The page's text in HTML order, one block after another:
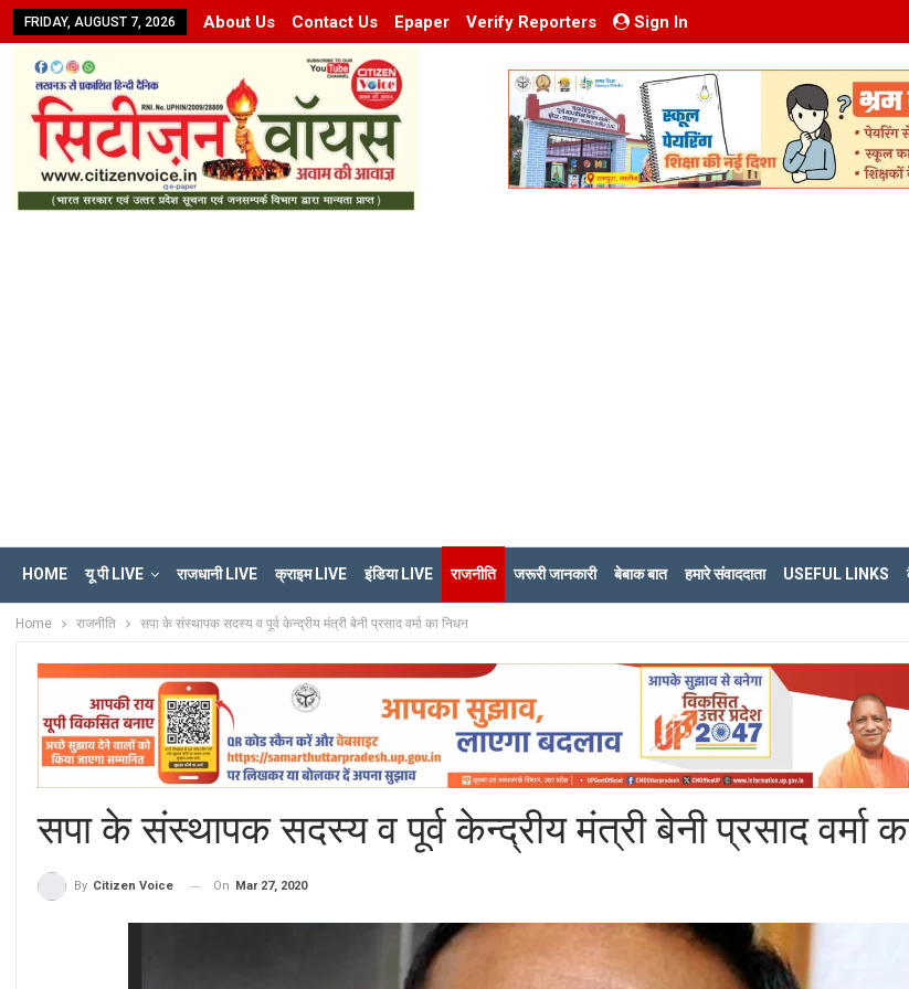
FRIDAY, AUGUST 7, 2026 About Us Contact Us Epaper Verify Reporters Sign In
HOME यू पी LIVE राजधानी LIVE क्राइम LIVE इंडिया LIVE राजनीति जरूरी जानकारी बेबाक बात हमारे संवाददाता USEFUL LINKS
Home राजनीति सपा के संस्थापक सदस्य व पूर्व केन्द्रीय मंत्री बेनी प्रसाद वर्मा का निधन
सपा के संस्थापक सदस्य व पूर्व केन्द्रीय मंत्री बेनी प्रसाद वर्मा
By Citizen Voice On Mar 27, 2020